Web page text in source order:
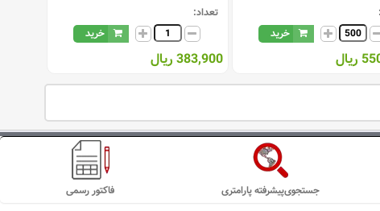
خرید
تعداد:
خرید
383,900 ریال
فاکتور رسمی جستجوی‌پیشرفته پارامتری